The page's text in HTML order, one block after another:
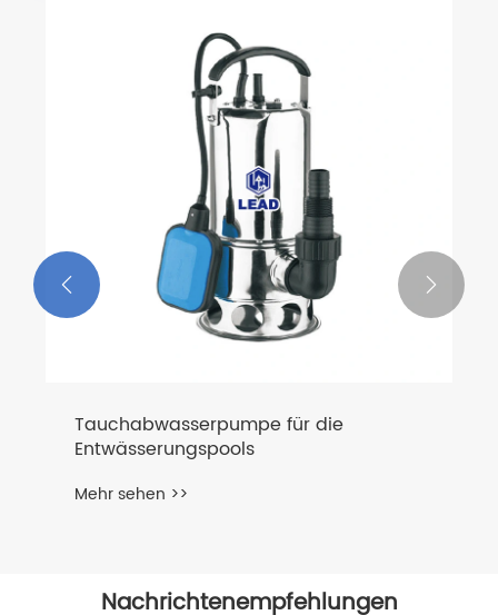
Tauchabwasserpumpe für die
Entwässerungspools
Mehr sehen >>
 
Nachrichtenempfehlungen